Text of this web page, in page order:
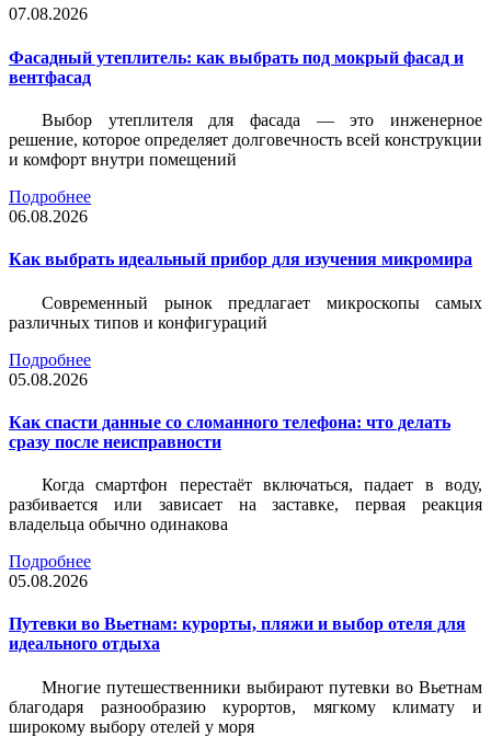
07.08.2026
Фасадный утеплитель: как выбрать под мокрый фасад и
вентфасад
Выбор утеплителя для фасада — это инженерное
решение, которое определяет долговечность всей конструкции
и комфорт внутри помещений
Подробнее
06.08.2026
Как выбрать идеальный прибор для изучения микромира
Современный рынок предлагает микроскопы самых
различных типов и конфигураций
Подробнее
05.08.2026
Как спасти данные со сломанного телефона: что делать
сразу после неисправности
Когда смартфон перестаёт включаться, падает в воду,
разбивается или зависает на заставке, первая реакция
владельца обычно одинакова
Подробнее
05.08.2026
Путевки во Вьетнам: курорты, пляжи и выбор отеля для
идеального отдыха
Многие путешественники выбирают путевки во Вьетнам
благодаря разнообразию курортов, мягкому климату и
широкому выбору отелей у моря